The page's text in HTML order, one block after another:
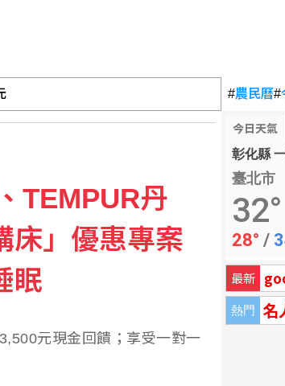
幅近10%
#農民曆#
今日天氣
彰化縣
臺北市
32°
28° /
最新
熱門 名
TEMPUR丹
床」優惠專案
眠
元現金回饋；享受一對一